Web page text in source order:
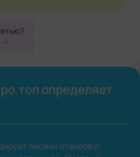
определяет
тысячи отзывов о